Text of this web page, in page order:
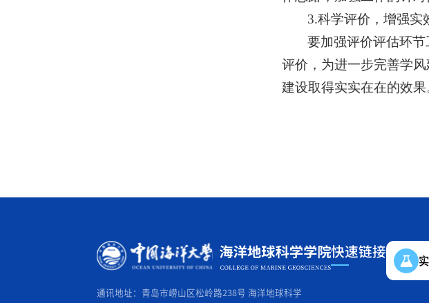
3.科学评价，增强实
要加强评价评估环节
评价，为进一步完善学
建设取得实实在在的效果
通讯地址：青岛市崂山区松岭路238号 海洋地球科学
快速链接